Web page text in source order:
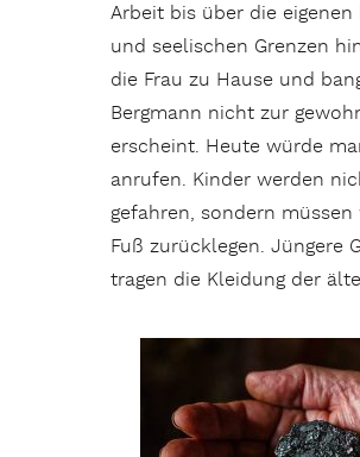
Arbeit bis über die
und seelischen Grenzen
die Frau zu Hause und
Bergmann nicht zur
erscheint. Heute würde
anrufen. Kinder werden
gefahren, sondern müssen
Fuß zurücklegen. Jüngere
tragen die Kleidung der